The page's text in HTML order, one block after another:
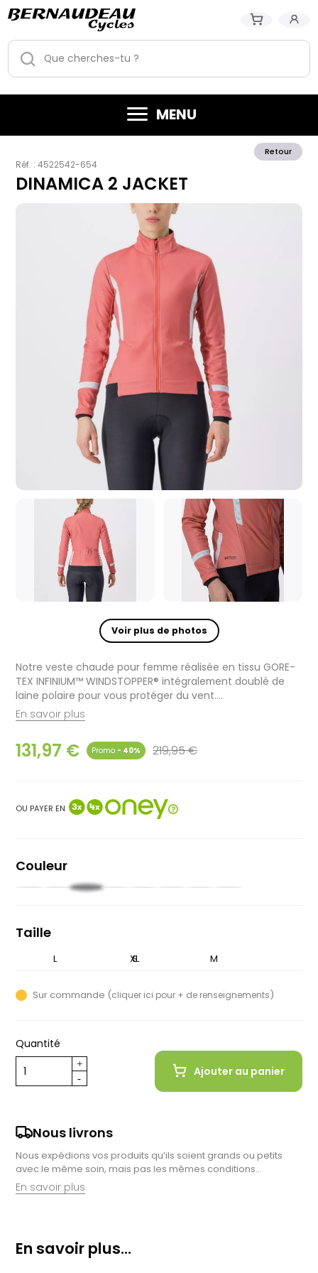
MENU
Retour
Réf. : 4522542-654
DINAMICA 2 JACKET
Voir plus de photos
Notre veste chaude pour femme réalisée en tissu GORE-
TEX INFINIUM™ WINDSTOPPER® intégralement doublé de
laine polaire pour vous protéger du vent....
En savoir plus
131,97 € - 40% 219,95 €
OU PAYER EN
Couleur
JauneRose Olive
Taille
XS S M
L XL
Sur commande (cliquer ici pour + de renseignements)
Quantité
Ajouter au panier
Nous livrons
Nous expédions vos produits qu’ils soient grands ou petits
avec le même soin, mais pas les mêmes conditions…
En savoir plus
achats à domicile, mais il est encore plus gratifiant de vous
accueillir en magasin. Commandez en ligne et récupérez vos
En savoir plus...